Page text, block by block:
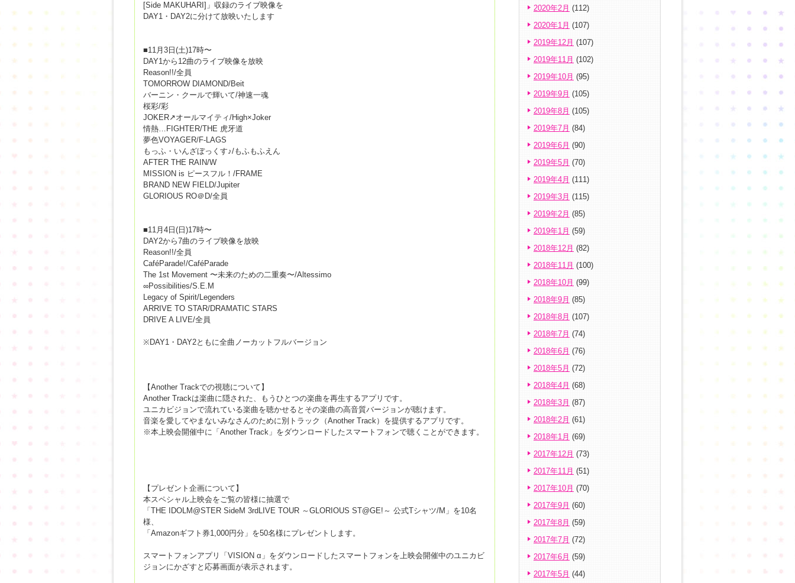
[Side MAKUHARI]」収録のライブ映像を
DAY1・DAY2に分けて放映いたします
■11月3日(土)17時〜
DAY1から12曲のライブ映像を放映
Reason!!/全員
TOMORROW DIAMOND/Beit
バーニン・クールで輝いて/神速一魂
桜彩/彩
JOKER↗オールマイティ/High×Joker
情熱…FIGHTER/THE 虎牙道
夢色VOYAGER/F-LAGS
もっふ・いんざぼっくす♪/もふもふえん
AFTER THE RAIN/W
MISSION is ピースフル！/FRAME
BRAND NEW FIELD/Jupiter
GLORIOUS RO＠D/全員
■11月4日(日)17時〜
DAY2から7曲のライブ映像を放映
Reason!!/全員
CaféParade!/CaféParade
The 1st Movement 〜未来のための二重奏〜/Altessimo
∞Possibilities/S.E.M
Legacy of Spirit/Legenders
ARRIVE TO STAR/DRAMATIC STARS
DRIVE A LIVE/全員
※DAY1・DAY2ともに全曲ノーカットフルバージョン
【Another Trackでの視聴について】
Another Trackは楽曲に隠された、もうひとつの楽曲を再生するアプリです。
ユニカビジョンで流れている楽曲を聴かせるとその楽曲の高音質バージョンが聴けます。
音楽を愛してやまないみなさんのために別トラック（Another Track）を提供するアプリです。
※本上映会開催中に「Another Track」をダウンロードしたスマートフォンで聴くことができます。
【プレゼント企画について】
本スペシャル上映会をご覧の皆様に抽選で
「THE IDOLM@STER SideM 3rdLIVE TOUR ～GLORIOUS ST@GE!～ 公式Tシャツ/M」を10名
様、
「Amazonギフト券1,000円分」を50名様にプレゼントします。
スマートフォンアプリ「VISION α」をダウンロードしたスマートフォンを上映会開催中のユニカビ
ジョンにかざすと応募画面が表示されます。
2020年2月 (112)
2020年1月 (107)
2019年12月 (107)
2019年11月 (102)
2019年10月 (95)
2019年9月 (105)
2019年8月 (105)
2019年7月 (84)
2019年6月 (90)
2019年5月 (70)
2019年4月 (111)
2019年3月 (115)
2019年2月 (85)
2019年1月 (59)
2018年12月 (82)
2018年11月 (100)
2018年10月 (99)
2018年9月 (85)
2018年8月 (107)
2018年7月 (74)
2018年6月 (76)
2018年5月 (72)
2018年4月 (68)
2018年3月 (87)
2018年2月 (61)
2018年1月 (69)
2017年12月 (73)
2017年11月 (51)
2017年10月 (70)
2017年9月 (60)
2017年8月 (59)
2017年7月 (72)
2017年6月 (59)
2017年5月 (44)